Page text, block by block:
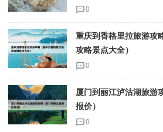
0
重庆到香格里拉旅游攻
攻略景点大全）
0
厦门到丽江泸沽湖旅游
报价）
0